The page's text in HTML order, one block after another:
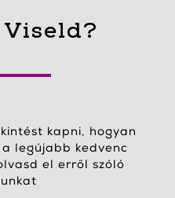
kapni, hogyan
legújabb kedvenc
el erről szóló